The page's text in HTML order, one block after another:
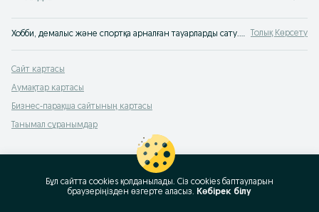
Хобби, демалыс және спортқа арналған тауарларды сату. OLX.kz енді OLX.kz! OLX Қазақстанмен бірге демалыңыздар! Толық Көрсету
Сайт картасы
Аумақтар картасы
Бизнес-парақша сайтының картасы
Танымал сұранымдар
Бұл сайтта cookies қолданылады. Сіз cookies баптауларын
браузеріңізден өзгерте аласыз. Көбірек білу